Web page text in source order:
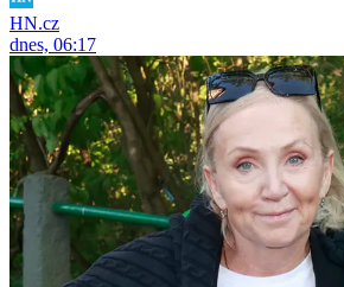
HN.cz
dnes, 06:17